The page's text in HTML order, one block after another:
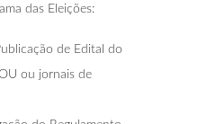
das Eleições:
de Edital do
ou jornais de